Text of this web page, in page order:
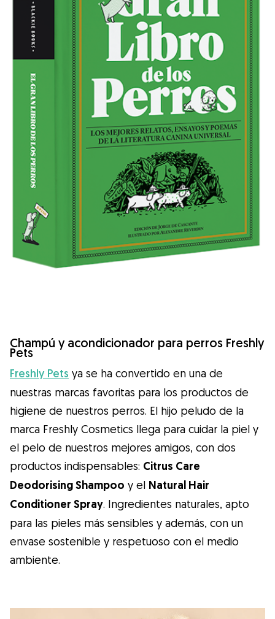
Champú y acondicionador para perros Freshly
Pets
Freshly Pets ya se ha convertido en una de
nuestras marcas favoritas para los productos de
higiene de nuestros perros. El hijo peludo de la
marca Freshly Cosmetics llega para cuidar la piel y
el pelo de nuestros mejores amigos, con dos
productos indispensables: Citrus Care
Deodorising Shampoo y el Natural Hair
Conditioner Spray. Ingredientes naturales, apto
para las pieles más sensibles y además, con un
envase sostenible y respetuoso con el medio
ambiente.